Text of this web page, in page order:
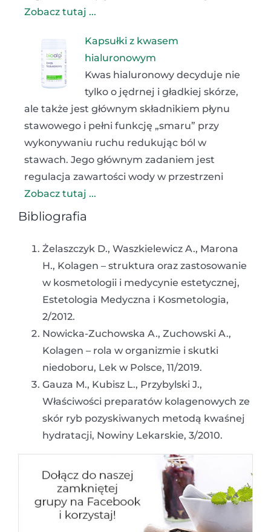
Zobacz tutaj ...
Kapsułki z kwasem
hialuronowym
Kwas hialuronowy decyduje nie
tylko o jędrnej i gładkiej skórze,
ale także jest głównym składnikiem płynu
stawowego i pełni funkcję „smaru” przy
wykonywaniu ruchu redukując ból w
stawach. Jego głównym zadaniem jest
regulacja zawartości wody w przestrzeni
Zobacz tutaj ...
Bibliografia
Żelaszczyk D., Waszkielewicz A., Marona
H., Kolagen – struktura oraz zastosowanie
w kosmetologii i medycynie estetycznej,
Estetologia Medyczna i Kosmetologia,
2/2012.
Nowicka-Zuchowska A., Zuchowski A.,
Kolagen – rola w organizmie i skutki
niedoboru, Lek w Polsce, 11/2019.
Gauza M., Kubisz L., Przybylski J.,
Właściwości preparatów kolagenowych ze
skór ryb pozyskiwanych metodą kwaśnej
hydratacji, Nowiny Lekarskie, 3/2010.